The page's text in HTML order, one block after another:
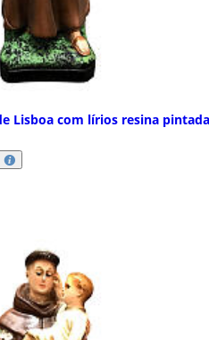
Lisboa com lírios resina